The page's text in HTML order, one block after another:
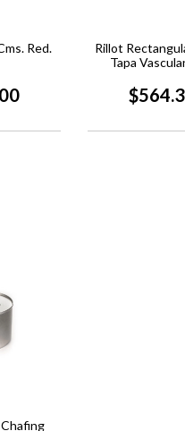
Red.
Rillot
Tapa